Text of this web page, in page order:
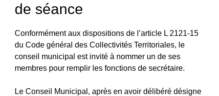
de séance
Conformément aux dispositions de l’article L 2121-15
du Code général des Collectivités Territoriales, le
conseil municipal est invité à nommer un de ses
membres pour remplir les fonctions de secrétaire.
Le Conseil Municipal, après en avoir délibéré désigne